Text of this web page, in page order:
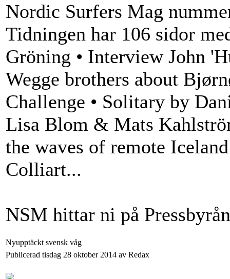
Nordic Surfers Mag
Tidningen har 106 sidor
Gröning • Interview John
Wegge brothers about
Challenge • Solitary by
Lisa Blom & Mats
the waves of remote
Colliart...
NSM hittar ni på
Nyupptäckt svensk våg
Publicerad tisdag 28 oktober 2014 av Redax